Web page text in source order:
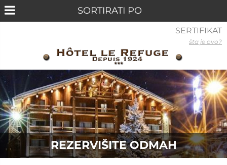
REZERVIŠITE ODMAH
SERTIFIKAT
šta je ovo?